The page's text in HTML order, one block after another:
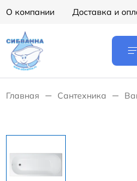
О компании Доставка и
Главная Сантехника